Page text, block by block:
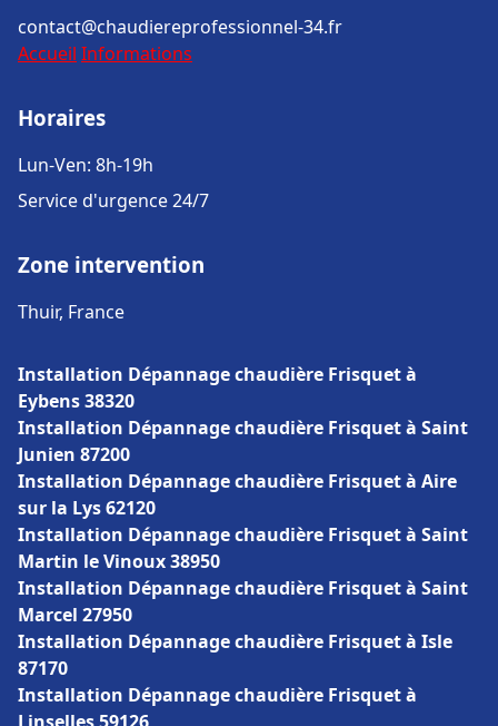
contact@chaudiereprofessionnel-34.fr
Accueil Informations
Horaires
Lun-Ven: 8h-19h
Service d'urgence 24/7
Zone intervention
Thuir, France
Installation Dépannage chaudière Frisquet à
Eybens 38320
Installation Dépannage chaudière Frisquet à Saint
Junien 87200
Installation Dépannage chaudière Frisquet à Aire
sur la Lys 62120
Installation Dépannage chaudière Frisquet à Saint
Martin le Vinoux 38950
Installation Dépannage chaudière Frisquet à Saint
Marcel 27950
Installation Dépannage chaudière Frisquet à Isle
87170
Installation Dépannage chaudière Frisquet à